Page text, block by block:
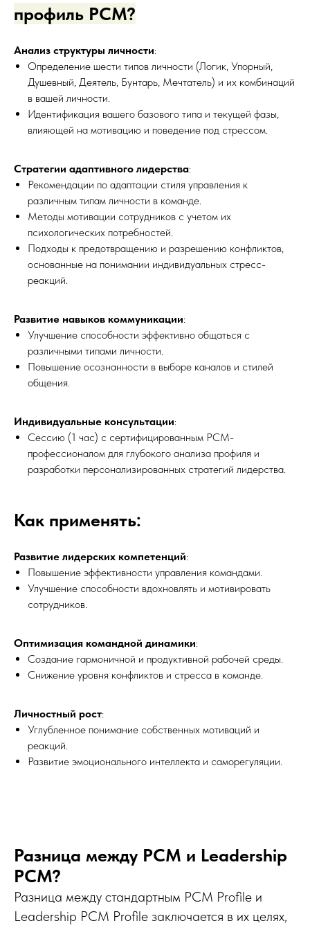
профиль PCM?
Анализ структуры личности:
Определение шести типов личности (Логик, Упорный,
Душевный, Деятель, Бунтарь, Мечтатель) и их комбинаций
в вашей личности.
Идентификация вашего базового типа и текущей фазы,
влияющей на мотивацию и поведение под стрессом.
Стратегии адаптивного лидерства:
Рекомендации по адаптации стиля управления к
различным типам личности в команде.
Методы мотивации сотрудников с учетом их
психологических потребностей.
Подходы к предотвращению и разрешению конфликтов,
основанные на понимании индивидуальных стресс-
реакций.
Развитие навыков коммуникации:
Улучшение способности эффективно общаться с
различными типами личности.
Повышение осознанности в выборе каналов и стилей
общения.
Индивидуальные консультации:
Сессию (1 час) с сертифицированным PCM-
профессионалом для глубокого анализа профиля и
разработки персонализированных стратегий лидерства.
Как применять:
Развитие лидерских компетенций:
Повышение эффективности управления командами.
Улучшение способности вдохновлять и мотивировать
сотрудников.
Оптимизация командной динамики:
Создание гармоничной и продуктивной рабочей среды.
Снижение уровня конфликтов и стресса в команде.
Личностный рост:
Углубленное понимание собственных мотиваций и
реакций.
Развитие эмоционального интеллекта и саморегуляции.
Разница между PCM и Leadership
PCM?
Разница между стандартным PCM Profile и
Leadership PCM Profile заключается в их целях,